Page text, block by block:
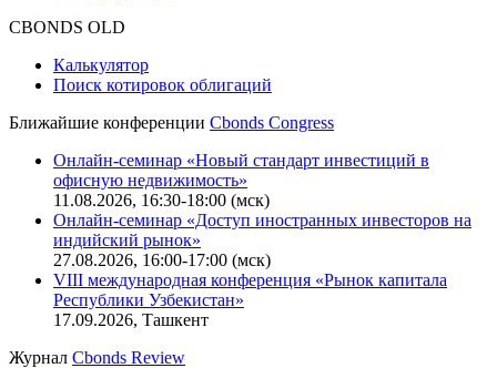
CBONDS OLD
Калькулятор
Поиск котировок облигаций
Ближайшие конференции Cbonds Congress
Онлайн-семинар «Новый стандарт инвестиций в
офисную недвижимость»
11.08.2026, 16:30-18:00 (мск)
Онлайн-семинар «Доступ иностранных инвесторов на
индийский рынок»
27.08.2026, 16:00-17:00 (мск)
VIII международная конференция «Рынок капитала
Республики Узбекистан»
17.09.2026, Ташкент
Журнал Cbonds Review